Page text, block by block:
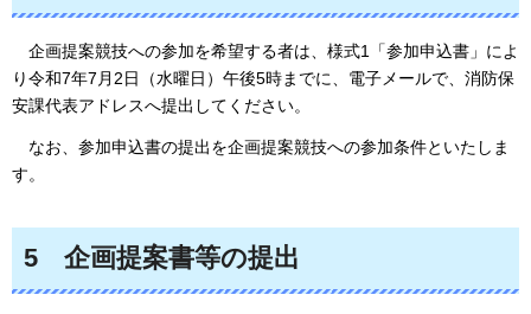
企画提案競技への参加を希望する者は、様式1「参加申込書」によ
り令和7年7月2日（水曜日）午後5時までに、電子メールで、消防保
安課代表アドレスへ提出してください。
なお、 参加申込書の提出を企画提案競技への参加条件といたしま
す。
5 企画提案書等の提出